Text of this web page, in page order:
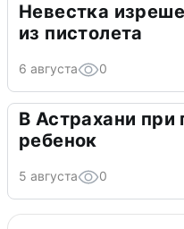
Невестка
из пистолета
6 августа 0
В Астрахани при
ребенок
5 августа 0